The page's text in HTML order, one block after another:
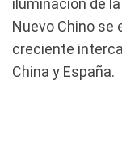
iluminación de
Nuevo Chino se
creciente
China y España.